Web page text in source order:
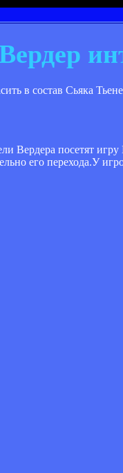
в состав Сьяка
Вердера посетят
его перехода.У